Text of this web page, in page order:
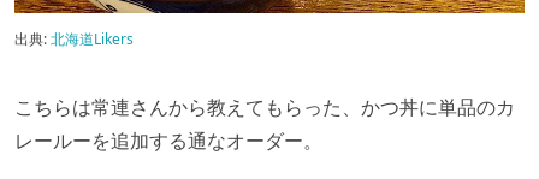
出典:北海道Likers
こちらは常連さんから教えてもらった、かつ丼に単品のカ
レールーを追加する通なオーダー。